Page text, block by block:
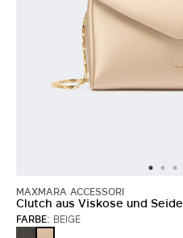
MAXMARA ACCESSORI
Clutch aus Viskose und
FARBE: BEIGE
SCHWARZ